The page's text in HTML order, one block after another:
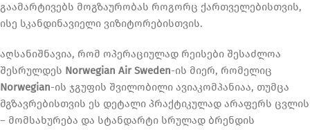
გაამარტივებს მოგზაურობას როგორც ქართველებისთვის,
ისე სკანდინავიელი ვიზიტორებისთვის.
აღსანიშნავია, რომ ოპერაციულად რეისები შესაძლოა
შესრულდეს Norwegian Air Sweden-ის მიერ, რომელიც
Norwegian-ის ჯგუფის შვილობილი ავიაკომპანიაა, თუმცა
მგზავრებისთვის ეს დეტალი პრაქტიკულად არაფერს ცვლის
– მომსახურება და სტანდარტი სრულად ბრენდის